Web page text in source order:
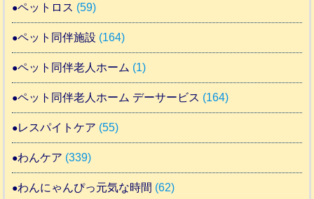
ペットロス (59)
ペット同伴施設 (164)
ペット同伴老人ホーム (1)
ペット同伴老人ホーム デーサービス (164)
レスパイトケア (55)
わんケア (339)
わんにゃんぴっ元気な時間 (62)